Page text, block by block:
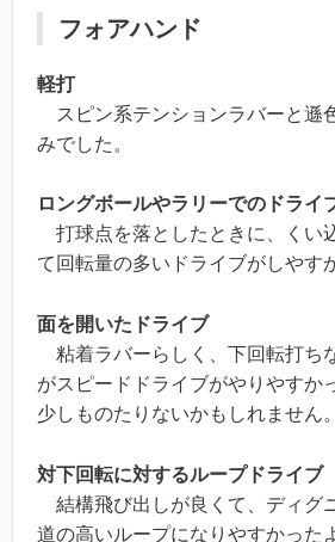
フォアハンド
軽打
スピン系テンションラバーと遜
みでした。
ロングボールやラリーでのドライ
打球点を落としたときに、くい
て回転量の多いドライブがしやす
面を開いたドライブ
粘着ラバーらしく、下回転打ち
がスピードドライブがやりやすか
少しものたりないかもしれません。
対下回転に対するループドライブ
結構飛び出しが良くて、ディグ
道の高いループになりやすかった